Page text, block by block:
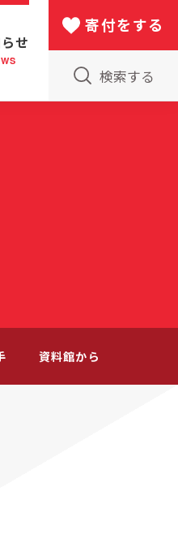
おける救世軍の130年
せ
検索する
寄付をする
資料館から